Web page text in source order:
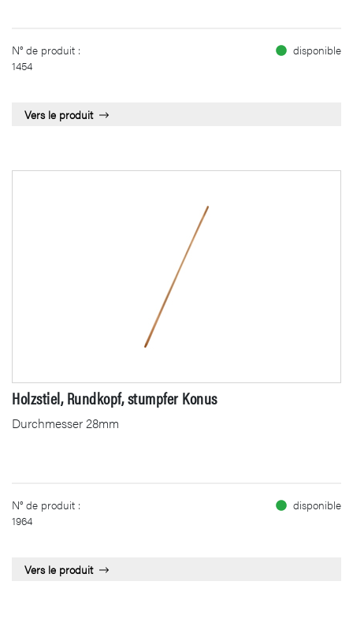
N° de produit :
1454
disponible
Vers le produit
Holzstiel, Rundkopf, stumpfer Konus
Durchmesser 28mm
N° de produit :
1964
disponible
Vers le produit